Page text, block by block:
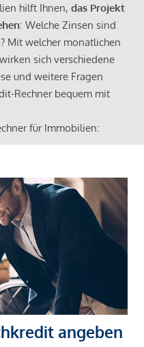
hilft Ihnen, das Projekt
: Welche Zinsen sind
Mit welcher monatlichen
sich verschiedene
und weitere Fragen
Rechner bequem mit
für Immobilien:
angeben